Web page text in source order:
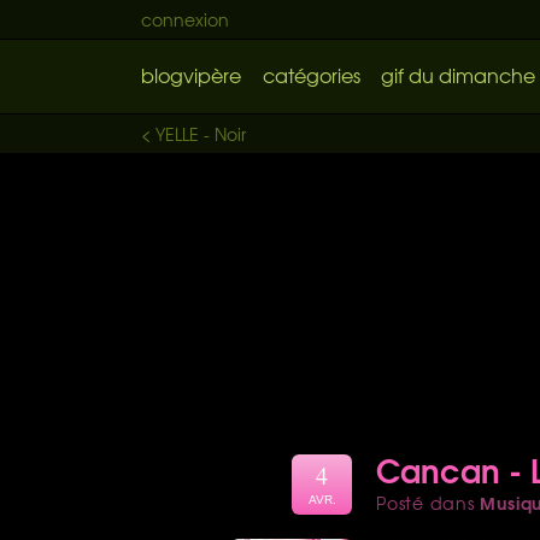
connexion
blogvipère catégories gif du dimanche
< YELLE - Noir
Cancan -
Posté dans
4
AVR.